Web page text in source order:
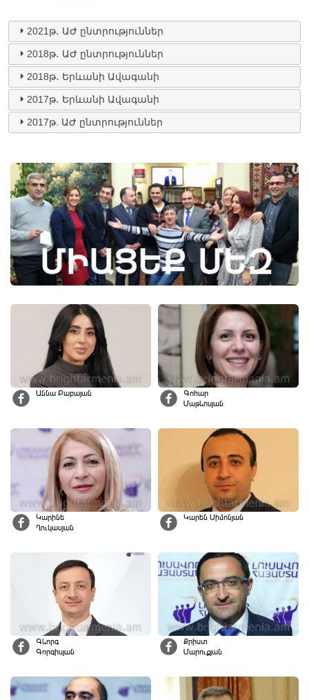
2021թ․ ԱԺ ընտրություններ
2018թ․ ԱԺ ընտրություններ
2018թ․ Երևանի Ավագանի
2017թ․ Երևանի Ավագանի
2017թ. ԱԺ ընտրություններ
Աննա Բաբայան
Գոհար
Մաթևոսյան
Կարինե
Ղուկասյան
Կարեն Սիմոնյան
Գևորգ
Գորգիսյան
Քրիստ
Մարուքյան